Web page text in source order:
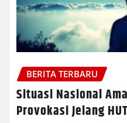
BERITA TERBARU
Situasi Nasional
Provokasi Jelang